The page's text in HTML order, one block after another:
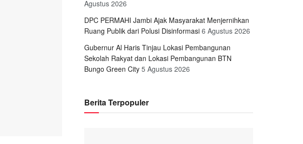
Agustus 2026
DPC PERMAHI Jambi Ajak Masyarakat Menjernihkan
Ruang Publik dari Polusi Disinformasi 6 Agustus 2026
Gubernur Al Haris Tinjau Lokasi Pembangunan
Sekolah Rakyat dan Lokasi Pembangunan BTN
Bungo Green City 5 Agustus 2026
Berita Terpopuler